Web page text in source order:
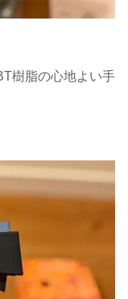
樹脂の心地よい手